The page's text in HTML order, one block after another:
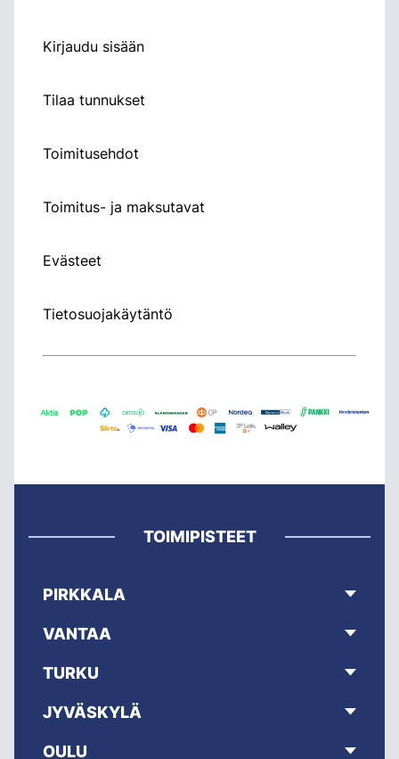
Kirjaudu sisään
Tilaa tunnukset
Toimitusehdot
Toimitus- ja maksutavat
Evästeet
Tietosuojakäytäntö
TOIMIPISTEET
PIRKKALA
VANTAA
TURKU
JYVÄSKYLÄ
OULU